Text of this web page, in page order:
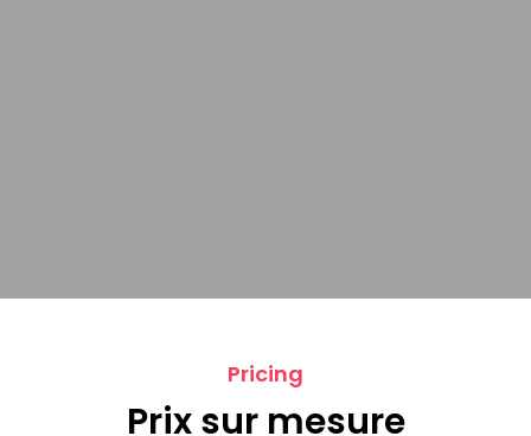
Pricing
Prix sur mesure